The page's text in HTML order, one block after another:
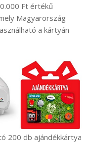
Ft értékű
Magyarország
a kártyán
200 db ajándékkártya